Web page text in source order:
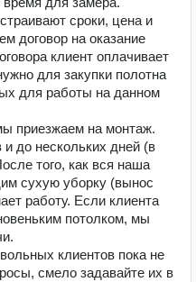
сроки, цена и
договор на оказание
клиент оплачивает
для закупки полотна
для работы на данном
приезжаем на монтаж.
до нескольких дней (в
того, как вся наша
сухую уборку (вынос
работу. Если клиента
потолком, мы
клиентов пока не
смело задавайте их в